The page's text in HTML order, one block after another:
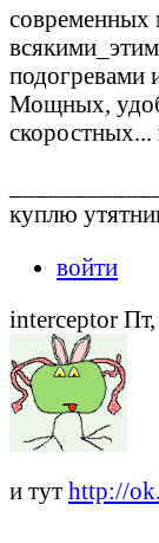
современных
подогревами
Мощных,
скоростных...
куплю
войти
interceptor
и тут http://